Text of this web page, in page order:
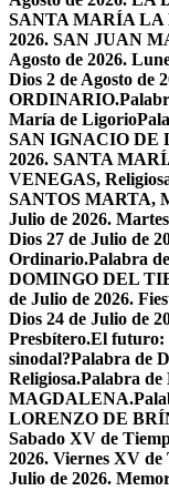
SANTA MARÍA LA
2026. SAN JUAN
Agosto de 2026.
Dios 2 de Agosto
ORDINARIO.
María de Ligorio
SAN IGNACIO DE
2026. SANTA
VENEGAS,
SANTOS MARTA,
Julio de 2026.
Dios 27 de Julio de
Ordinario.Palabra
DOMINGO DEL
de Julio de 2026.
Dios 24 de Julio de
Presbítero.El futuro:
sinodal?Palabra de
Religiosa.Palabra de
MAGDALENA.
LORENZO DE
Sabado XV de
2026. Viernes XV
Julio de 2026.